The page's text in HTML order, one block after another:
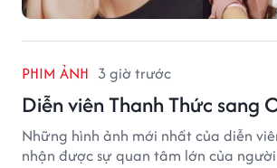
PHIM ẢNH 3 giờ trước
Diễn viên Thanh Thức sang
Những hình ảnh mới nhất của diễn
nhận được sự quan tâm lớn của